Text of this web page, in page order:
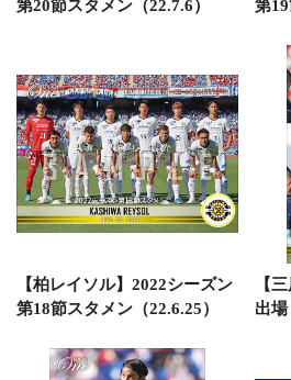
第20節スタメン（22.7.6）
第19
【柏レイソル】2022シーズン
第18節スタメン（22.6.25）
【
出場